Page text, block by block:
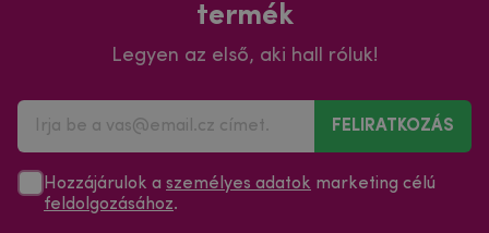
termék
Legyen az első, aki hall róluk!
FELIRATKOZÁS
Hozzájárulok a személyes adatok marketing célú
feldolgozásához.